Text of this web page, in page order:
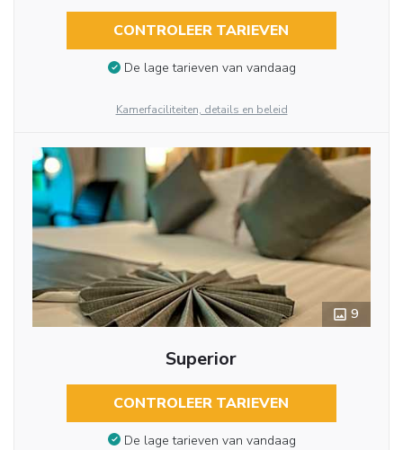
CONTROLEER TARIEVEN
De lage tarieven van vandaag
Kamerfaciliteiten, details en beleid
9
Superior
CONTROLEER TARIEVEN
De lage tarieven van vandaag